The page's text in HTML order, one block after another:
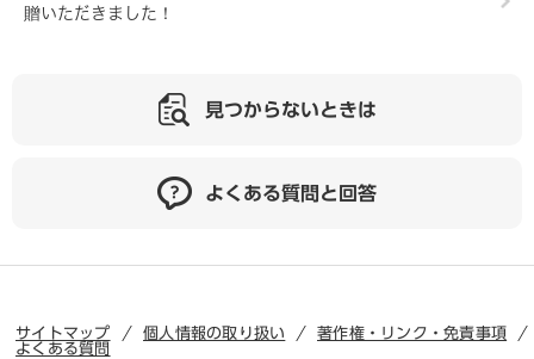
贈いただきました！
見つからないときは
よくある質問と回答
サイトマップ 個人情報の取り扱い
著作権・リンク・免責事項
よくある質問